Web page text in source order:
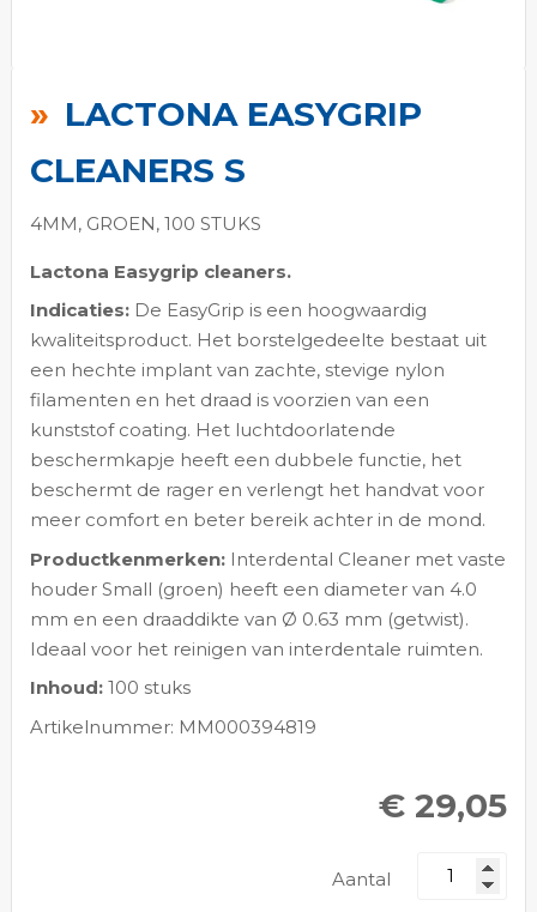
LACTONA EASYGRIP
CLEANERS S
4MM, GROEN, 100 STUKS
Lactona Easygrip cleaners.
Indicaties:De EasyGrip is een hoogwaardig
kwaliteitsproduct. Het borstelgedeelte bestaat uit
een hechte implant van zachte, stevige nylon
filamenten en het draad is voorzien van een
kunststof coating. Het luchtdoorlatende
beschermkapje heeft een dubbele functie, het
beschermt de rager en verlengt het handvat voor
meer comfort en beter bereik achter in de mond.
Productkenmerken:Interdental Cleaner met vaste
houder Small (groen) heeft een diameter van 4.0
mm en een draaddikte van Ø 0.63 mm (getwist).
Ideaal voor het reinigen van interdentale ruimten.
Inhoud:100 stuks
Artikelnummer: MM000394819
€ 29,05
Aantal
het
begin
van
de
gallerij